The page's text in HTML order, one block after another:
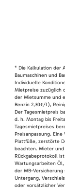
* Die Kalkulation der
Baumaschinen und
Individuelle
Mietpreise zuzüglich
der Mietsumme und
Benzin 2,30€/L),
Der Tagesmietpreis
d. h. Montag bis
Tagesmietpreises
Preisanpassung.
Plattfüße, zerstörte
beachten. Mieter
Rückgabeprotokoll
Wartungsarbeiten
der MB-
Untergang,
oder vorsätzlicher